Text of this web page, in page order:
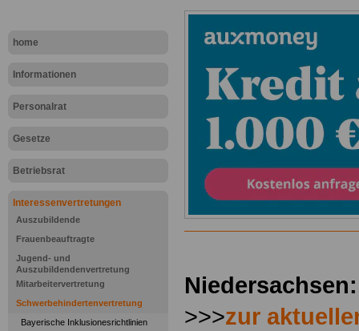
home
Informationen
Personalrat
Gesetze
Betriebsrat
Interessenvertretungen
Auszubildende
Frauenbeauftragte
Jugend- und
Auszubildendenvertretung
Mitarbeitervertretung
Schwerbehindertenvertretung
Bayerische Inklusionesrichtlinien
Niedersachsen:
>>>zur